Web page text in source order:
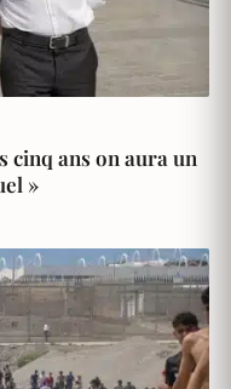
cinq ans on aura un
»